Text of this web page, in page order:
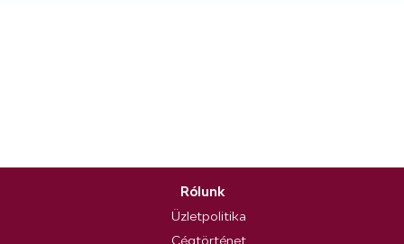
Rólunk
Üzletpolitika
Cégtörténet